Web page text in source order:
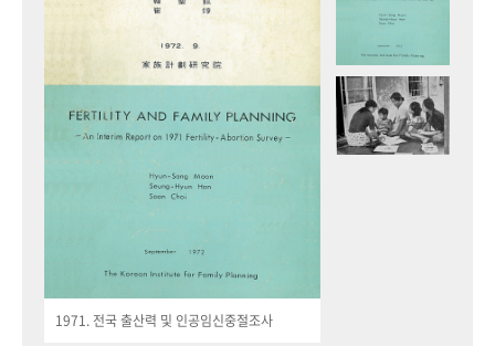
1971. 전국 출산력 및 인공임신중절조사